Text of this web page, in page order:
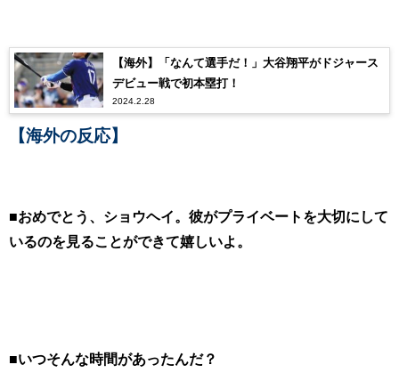
【海外】「なんて選手だ！」大谷翔平がドジャース
デビュー戦で初本塁打！
2024.2.28
【海外の反応】
■おめでとう、ショウヘイ。彼がプライベートを大切にして
いるのを見ることができて嬉しいよ。
■いつそんな時間があったんだ？